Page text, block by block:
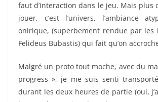
faut d’interaction dans le jeu. Mais plus
jouer, c’est l’univers, l’ambiance
onirique, (superbement rendue par les
Felideus Bubastis) qui fait qu’on
Malgré un proto tout moche, avec du
progress », je me suis senti
durant les deux heures de partie (oui,